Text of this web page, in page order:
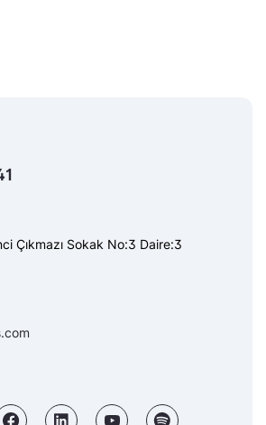
Çıkmazı Sokak No:3 Daire:3